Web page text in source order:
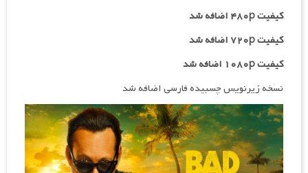
کیفیت ۴۸۰p اضافه شد
کیفیت ۷۲۰p
اضافه شد
کیفیت ۱۰۸۰p اضافه شد
نسخه زیرنویس چسبیده فارسی اضافه شد